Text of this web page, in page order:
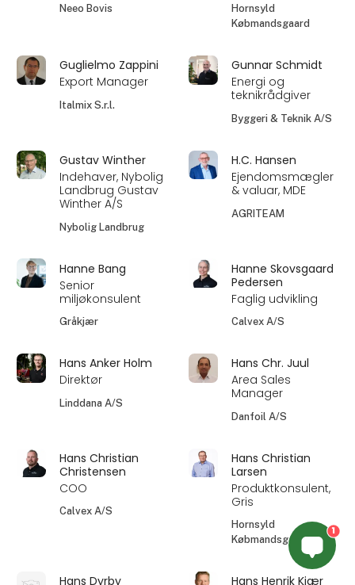
Neeo Bovis
Hornsyld
Købmandsgaard
Guglielmo Zappini
Export Manager
Italmix S.r.l.
Gunnar Schmidt
Energi og
teknikrådgiver
Byggeri & Teknik A/S
Gustav Winther
Indehaver, Nybolig
Landbrug Gustav
Winther A/S
Nybolig Landbrug
H.C. Hansen
Ejendomsmægler
& valuar, MDE
AGRITEAM
Hanne Bang
Senior
miljøkonsulent
Gråkjær
Hanne Skovsgaard
Pedersen
Faglig udvikling
Calvex A/S
Hans Anker Holm
Direktør
Linddana A/S
Hans Chr. Juul
Area Sales
Manager
Danfoil A/S
Hans Christian
Christensen
COO
Calvex A/S
Hans Christian
Larsen
Produktkonsulent,
Gris
Hornsyld
Købmandsgaard
Hans Dyrby Hans Henrik Kjær
1